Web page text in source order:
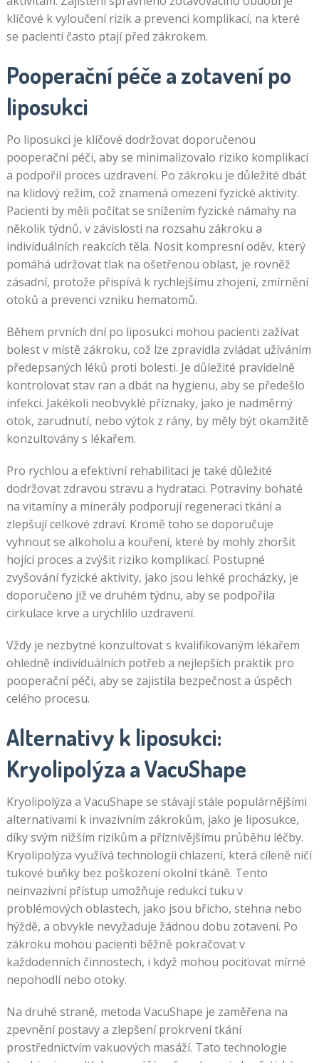
klíčové k vyloučení rizik a prevenci komplikací, na které
se pacienti často ptají před zákrokem.
Pooperační péče a zotavení po
liposukci
Po liposukci je klíčové dodržovat doporučenou
pooperační péči, aby se minimalizovalo riziko komplikací
a podpořil proces uzdravení. Po zákroku je důležité dbát
na klidový režim, což znamená omezení fyzické aktivity.
Pacienti by měli počítat se snížením fyzické námahy na
několik týdnů, v závislosti na rozsahu zákroku a
individuálních reakcích těla. Nosit kompresní oděv, který
pomáhá udržovat tlak na ošetřenou oblast, je rovněž
zásadní, protože přispívá k rychlejšímu zhojení, zmírnění
otoků a prevenci vzniku hematomů.
Během prvních dní po liposukci mohou pacienti zažívat
bolest v místě zákroku, což lze zpravidla zvládat užíváním
předepsaných léků proti bolesti. Je důležité pravidelně
kontrolovat stav ran a dbát na hygienu, aby se předešlo
infekci. Jakékoli neobvyklé příznaky, jako je nadměrný
otok, zarudnutí, nebo výtok z rány, by měly být okamžitě
konzultovány s lékařem.
Pro rychlou a efektivní rehabilitaci je také důležité
dodržovat zdravou stravu a hydrataci. Potraviny bohaté
na vitamíny a minerály podporují regeneraci tkání a
zlepšují celkové zdraví. Kromě toho se doporučuje
vyhnout se alkoholu a kouření, které by mohly zhoršit
hojící proces a zvýšit riziko komplikací. Postupné
zvyšování fyzické aktivity, jako jsou lehké procházky, je
doporučeno již ve druhém týdnu, aby se podpořila
cirkulace krve a urychlilo uzdravení.
Vždy je nezbytné konzultovat s kvalifikovaným lékařem
ohledně individuálních potřeb a nejlepších praktik pro
pooperační péči, aby se zajistila bezpečnost a úspěch
celého procesu.
Alternativy k liposukci:
Kryolipolýza a VacuShape
Kryolipolýza a VacuShape se stávají stále populárnějšími
alternativami k invazivním zákrokům, jako je liposukce,
díky svým nižším rizikům a příznivějšímu průběhu léčby.
Kryolipolýza využívá technologii chlazení, která cíleně ničí
tukové buňky bez poškození okolní tkáně. Tento
neinvazivní přístup umožňuje redukci tuku v
problémových oblastech, jako jsou břicho, stehna nebo
hýždě, a obvykle nevyžaduje žádnou dobu zotavení. Po
zákroku mohou pacienti běžně pokračovat v
každodenních činnostech, i když mohou pociťovat mírné
nepohodlí nebo otoky.
Na druhé straně, metoda VacuShape je zaměřena na
zpevnění postavy a zlepšení prokrvení tkání
prostřednictvím vakuových masáží. Tato technologie